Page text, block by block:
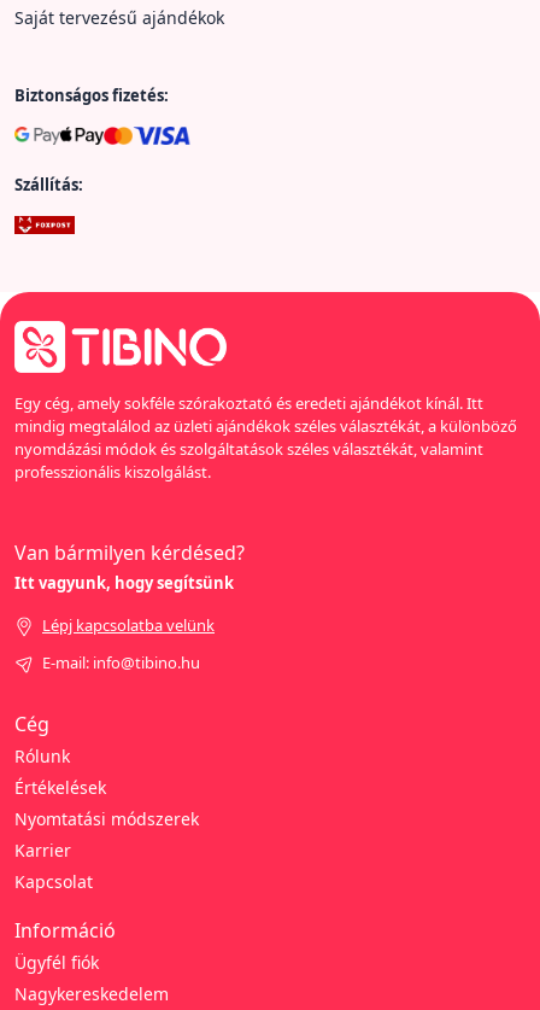
Saját tervezésű ajándékok
Biztonságos fizetés:
Szállítás:
Egy cég, amely sokféle szórakoztató és eredeti ajándékot kínál. Itt
mindig megtalálod az üzleti ajándékok széles választékát, a különböző
nyomdázási módok és szolgáltatások széles választékát, valamint
professzionális kiszolgálást.
Cég
Rólunk
Értékelések
Nyomtatási módszerek
Karrier
Kapcsolat
Információ
Ügyfél fiók
Nagykereskedelem
Van bármilyen kérdésed?
Itt vagyunk, hogy segítsünk
Lépj kapcsolatba velünk
E-mail: info@tibino.hu